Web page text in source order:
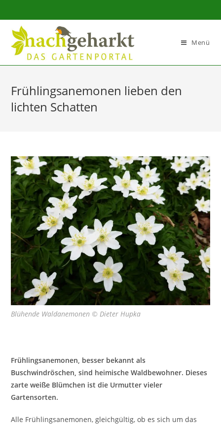
Sidebar-
Inhalt
Menü
Frühlingsanemonen lieben den
lichten Schatten
Blühende Waldanemonen © Dieter Hupka
Frühlingsanemonen, besser bekannt als
Buschwindröschen, sind heimische Waldbewohner. Dieses
zarte weiße Blümchen ist die Urmutter vieler
Gartensorten.
Alle Frühlingsanemonen, gleichgültig, ob es sich um das